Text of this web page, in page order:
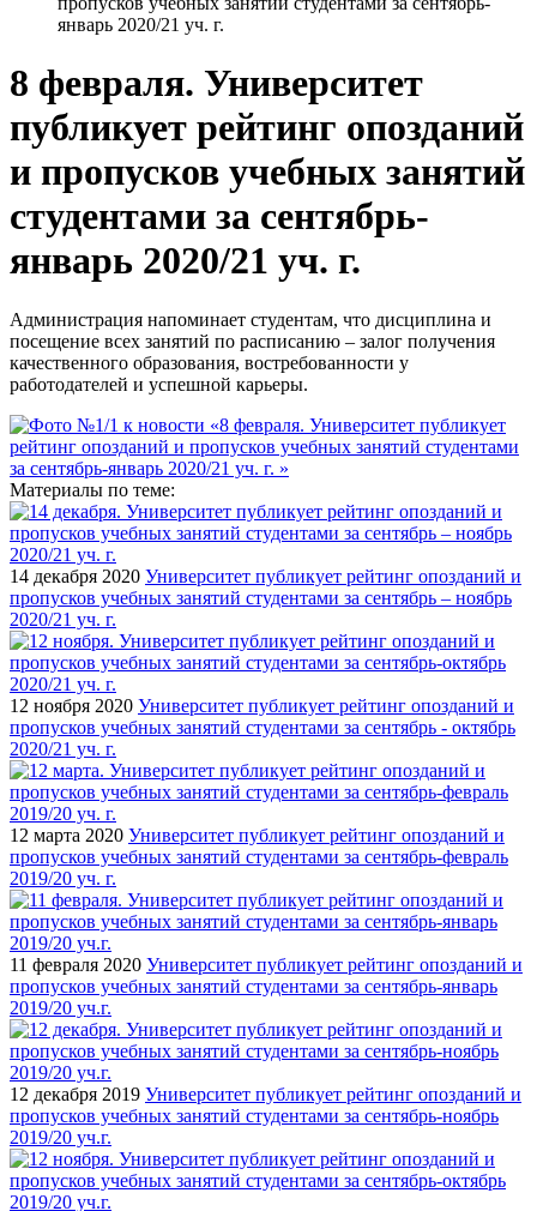
январь 2020/21 уч. г.
8 февраля. Университет
публикует рейтинг опозданий
и пропусков учебных занятий
студентами за сентябрь-
январь 2020/21 уч. г.
Администрация напоминает студентам, что дисциплина и
посещение всех занятий по расписанию – залог получения
качественного образования, востребованности у
работодателей и успешной карьеры.
Материалы по теме:
14 декабря 2020 Университет публикует рейтинг опозданий и
пропусков учебных занятий студентами за сентябрь – ноябрь
2020/21 уч. г.
12 ноября 2020 Университет публикует рейтинг опозданий и
пропусков учебных занятий студентами за сентябрь - октябрь
2020/21 уч. г.
12 марта 2020 Университет публикует рейтинг опозданий и
пропусков учебных занятий студентами за сентябрь-февраль
2019/20 уч. г.
11 февраля 2020 Университет публикует рейтинг опозданий и
пропусков учебных занятий студентами за сентябрь-январь
2019/20 уч.г.
12 декабря 2019 Университет публикует рейтинг опозданий и
пропусков учебных занятий студентами за сентябрь-ноябрь
2019/20 уч.г.